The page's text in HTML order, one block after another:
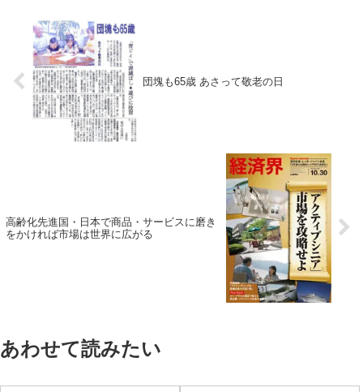
団塊も65歳 あさって敬老の日
高齢化先進国・日本で商品・サービスに磨き
をかければ市場は世界に広がる
あわせて読みたい